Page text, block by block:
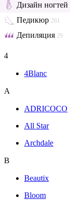
Дизайн ногтей
Педикюр 261
Депиляция 29
4
4Blanc
A
ADRICOCO
All Star
Archdale
B
Beautix
Bloom